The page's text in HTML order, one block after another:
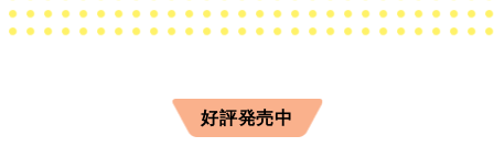
好評発売中